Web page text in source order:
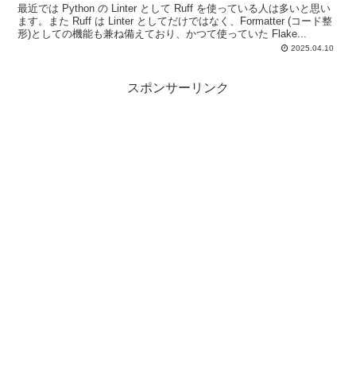
最近では Python の Linter として Ruff を使っている人は多いと思い
ます。また Ruff は Linter としてだけではなく、Formatter (コード整
形)としての機能も兼ね備えており、かつて使っていた Flake...
2025.04.10
スポンサーリンク